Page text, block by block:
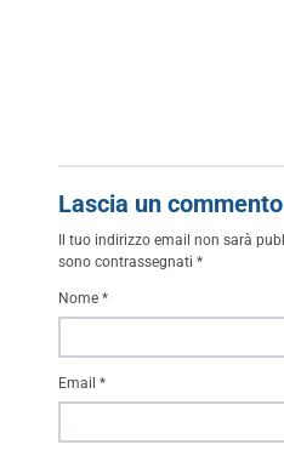
Lascia un commento
Il tuo indirizzo email non sarà
sono contrassegnati *
Nome *
Email *